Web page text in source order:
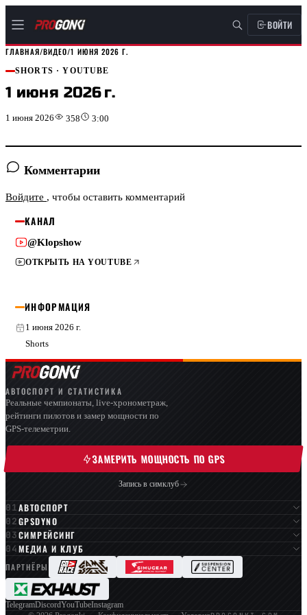
ВОЙТИ
ГЛАВНАЯ/ВИДЕО/1 ИЮНЯ 2026 Г.
SHORTS · YOUTUBE
1 июня 2026 г.
1 июня 2026 358 3:00
Комментарии
Войдите , чтобы оставить комментарий
КАНАЛ
@Klopshow
ОТКРЫТЬ НА YOUTUBE
ИНФОРМАЦИЯ
1 июня 2026 г.
Shorts
АВТОСПОРТ И СТАТИСТИКА
Реальные чемпионаты, live-хронометраж,
рейтинги пилотов и замер мощности по
GPS-телеметрии.
ЗАМЕРИТЬ МОЩНОСТЬ ПО GPS
Запись в симклуб
АВТОСПОРТ
GPSDYNO
СИМРЕЙСИНГ
МЕДИА И КЛУБ
ПАРТНЁРЫ
TelegramDiscordYouTubeInstagram